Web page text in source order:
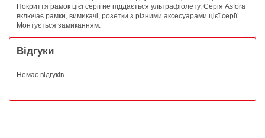
Покриття рамок цієї серії не піддається ультрафіолету. Серія Asfora
включає рамки, вимикачі, розетки з різними аксесуарами цієї серії.
Монтується замиканням.
Відгуки
Немає відгуків